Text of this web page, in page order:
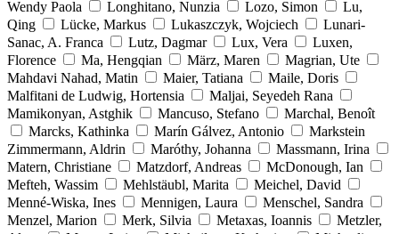
Wendy Paola
Longhitano, Nunzia Lozo, Simon
Lu,
Qing
Lücke, Markus Lukaszczyk, Wojciech
Lunari-
Sanac, A. Franca
Lutz, Dagmar Lux, Vera
Luxen,
Florence
Ma, Hengqian März, Maren
Magrian, Ute
Mahdavi Nahad, Matin
Maier, Tatiana
Maile, Doris
Malfitani de Ludwig, Hortensia
Maljai, Seyedeh Rana
Mamikonyan, Astghik
Mancuso, Stefano
Marchal, Benoît
Marcks, Kathinka
Marín Gálvez, Antonio
Markstein
Zimmermann, Aldrin
Maróthy, Johanna
Massmann, Irina
Matern, Christiane
Matzdorf, Andreas
McDonough, Ian
Mefteh, Wassim
Mehlstäubl, Marita
Meichel, David
Menné-Wiska, Ines
Mennigen, Laura
Menschel, Sandra
Menzel, Marion
Merk, Silvia Metaxas, Ioannis
Metzler,